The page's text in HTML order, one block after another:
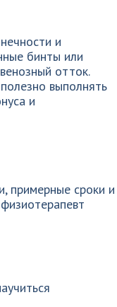
и
бинты или
отток.
выполнять
и
примерные сроки и